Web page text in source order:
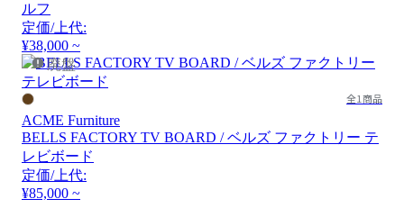
ルフ
定価/上代:
¥38,000 ~
廃盤
全1商品
ACME Furniture
BELLS FACTORY TV BOARD / ベルズ ファクトリー テ
レビボード
定価/上代:
¥85,000 ~